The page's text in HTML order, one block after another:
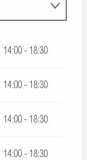
14:00 - 18:30
14:00 - 18:30
14:00 - 18:30
14:00 - 18:30